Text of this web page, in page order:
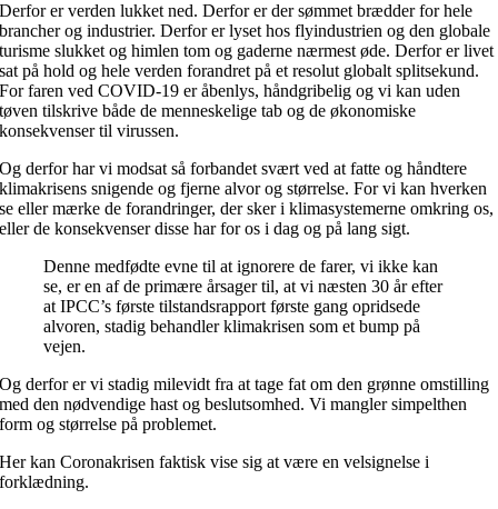
Derfor er verden lukket ned. Derfor er der sømmet brædder for hele
brancher og industrier. Derfor er lyset hos flyindustrien og den globale
turisme slukket og himlen tom og gaderne nærmest øde. Derfor er livet
sat på hold og hele verden forandret på et resolut globalt splitsekund.
For faren ved COVID-19 er åbenlys, håndgribelig og vi kan uden
tøven tilskrive både de menneskelige tab og de økonomiske
konsekvenser til virussen.
Og derfor har vi modsat så forbandet svært ved at fatte og håndtere
klimakrisens snigende og fjerne alvor og størrelse. For vi kan hverken
se eller mærke de forandringer, der sker i klimasystemerne omkring os,
eller de konsekvenser disse har for os i dag og på lang sigt.
Denne medfødte evne til at ignorere de farer, vi ikke kan
se, er en af de primære årsager til, at vi næsten 30 år efter
at IPCC’s første tilstandsrapport første gang opridsede
alvoren, stadig behandler klimakrisen som et bump på
vejen.
Og derfor er vi stadig milevidt fra at tage fat om den grønne omstilling
med den nødvendige hast og beslutsomhed. Vi mangler simpelthen
form og størrelse på problemet.
Her kan Coronakrisen faktisk vise sig at være en velsignelse i
forklædning.